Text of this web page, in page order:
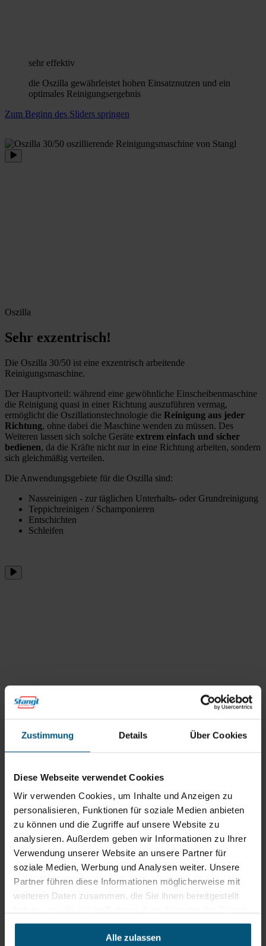
Zustimmung Details Über Cookies
Diese Webseite verwendet Cookies
Wir verwenden Cookies, um Inhalte und Anzeigen zu
personalisieren, Funktionen für soziale Medien anbieten
zu können und die Zugriffe auf unsere Website zu
analysieren. Außerdem geben wir Informationen zu Ihrer
Verwendung unserer Website an unsere Partner für
soziale Medien, Werbung und Analysen weiter. Unsere
Partner führen diese Informationen möglicherweise mit
weiteren Daten zusammen, die Sie ihnen bereitgestellt
gesammelt haben.
Alle zulassen
sehr effektiv
die Oszilla gewährleistet hohen Einsatznutzen und ein
optimales Reinigungsergebnis
Zum Beginn des Sliders springen
Oszilla
Sehr exzentrisch!
Die Oszilla 30/50 ist eine exzentrisch arbeitende
Reinigungsmaschine.
Der Hauptvorteil: während eine gewöhnliche Einscheibenmaschine
die Reinigung quasi in einer Richtung auszuführen vermag,
ermöglicht die Oszillationstechnologie die Reinigung aus jeder
Richtung, ohne dabei die Maschine wenden zu müssen. Des
Weiteren lassen sich solche Geräte extrem einfach und sicher
bedienen, da die Kräfte nicht nur in eine Richtung arbeiten, sondern
sich gleichmäßig verteilen.
Die Anwendungsgebiete für die Oszilla sind:
Nassreinigen - zur täglichen Unterhalts- oder Grundreinigung
Teppichreinigen / Schamponieren
Entschichten
Schleifen
Vielseitig!
Die Oszilla 30/50 bietet einen Vielzahl an verschiedenem
Reinigungszubehör für die unterschiedlichsten Anwendungen.
Zum Beispiel zur Reinigung von: Hartboden Fliesen, Terrazzo,
Betonwerkstein, Beton, Betonplatten, Holzböden im Außenbereich,
Kunststoffböden, Gumminoppen, Struktur-PU und
Teppichbodenbelägen
alles aus einer hand
Reinigungsmittel